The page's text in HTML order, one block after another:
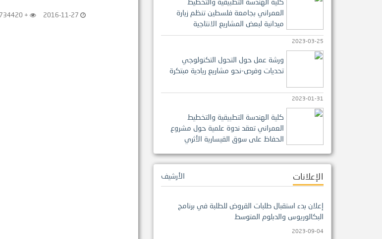
كلية الهندسة التطبيقية والتخطيط
العمراني بجامعة فلسطين تنظم زيارة
ميدانية لبعض المشاريع الانتاجية
2023-03-25
ورشة عمل حول التحول التكنولوجي
تحديات وفرص-نحو مشاريع ريادية مبتكرة
2023-01-31
كلية الهندسة التطبيقية والتخطيط
العمراني تعقد ندوة علمية حول مشروع
الحفاظ على سوق القيسارية الأثري
الإعلانات الأرشيف
إعلان بدء استقبال طلبات القروض للطلبة في برنامج
البكالوريوس والدبلوم المتوسط
2023-09-04
2016-11-27
+ 6734420